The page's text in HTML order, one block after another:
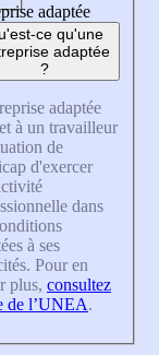
adaptée
ce qu'une
adaptée
?
adaptée
à un travailleur
de
d'exercer
dans
à ses
Pour en
plus, consultez
de l’UNEA.